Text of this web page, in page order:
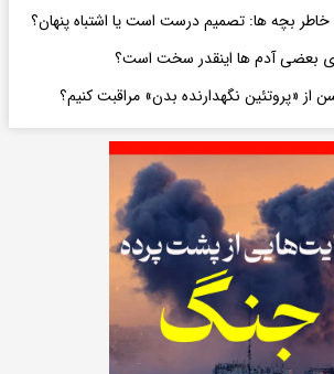
خاطر بچه ها: تصمیم درست است یا اشتباه پنهان؟
بعضی آدم ها اینقدر سخت است؟
از «پروتئین نگهدارنده بدن» مراقبت کنیم؟